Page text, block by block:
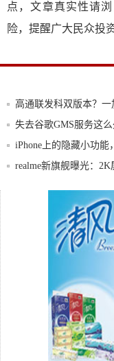
点，文章真实性请
险，提醒广大民众投
高通联发科双版本？一
这次有
失去谷歌GMS服务这
密武
iPhone上的隐藏小功能
realme新旗舰曝光：2K
苹果iPhone12要用自主